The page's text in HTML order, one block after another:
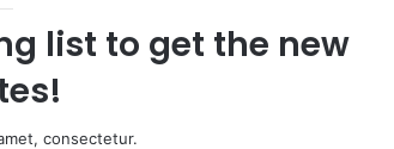
list to get the new
consectetur.